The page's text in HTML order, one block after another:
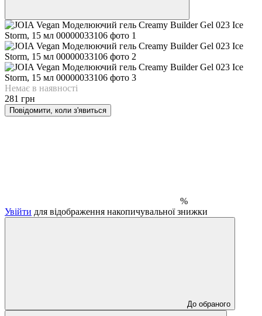
Немає в наявності
281 грн
Повідомити, коли з'явиться
%
Увійти для відображення накопичувальної знижки
До обраного